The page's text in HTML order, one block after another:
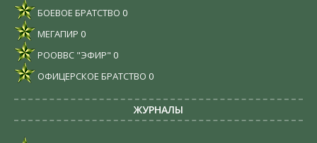
БОЕВОЕ БРАТСТВО 0
МЕГАПИР 0
РООВВС "ЭФИР" 0
ОФИЦЕРСКОЕ БРАТСТВО 0
ЖУРНАЛЫ